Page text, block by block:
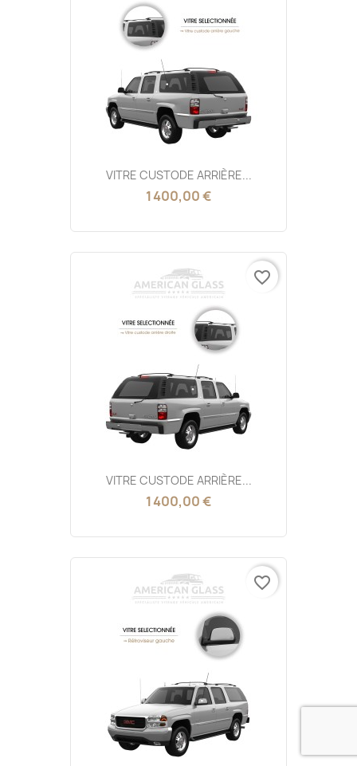
VITRE CUSTODE ARRIÈRE...
1 400,00 €
VITRE CUSTODE ARRIÈRE...
1 400,00 €
favorite_border
favorite_border